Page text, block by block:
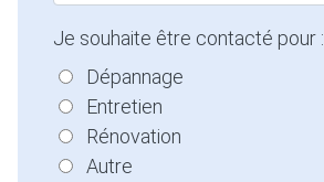
Je souhaite être contacté pour :
Dépannage
Entretien
Rénovation
Autre